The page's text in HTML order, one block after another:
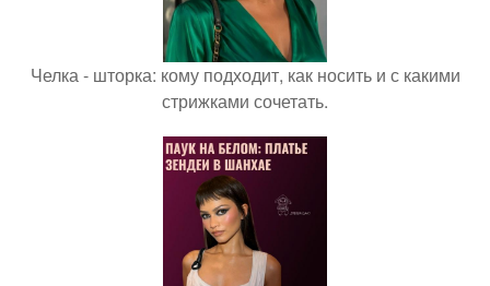
Челка - шторка: кому подходит, как носить и с какими
стрижками сочетать.